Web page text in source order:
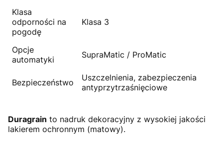
Klasa
odporności na
pogodę
Klasa 3
Opcje
automatyki
SupraMatic / ProMatic
Bezpieczeństwo
Uszczelnienia, zabezpieczenia
antyprzytrzaśnięciowe
Duragrain to nadruk dekoracyjny z wysokiej jakości
lakierem ochronnym (matowy).